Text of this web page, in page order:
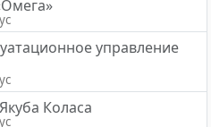
управление
Коласа